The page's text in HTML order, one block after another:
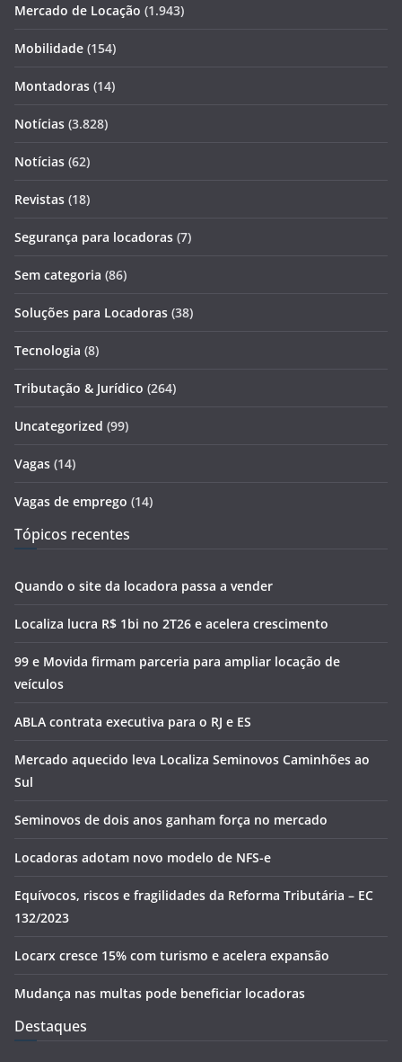
Mercado de Locação (1.943)
Mobilidade (154)
Montadoras (14)
Notícias (3.828)
Notícias (62)
Revistas (18)
Segurança para locadoras (7)
Sem categoria (86)
Soluções para Locadoras (38)
Tecnologia (8)
Tributação & Jurídico (264)
Uncategorized (99)
Vagas (14)
Vagas de emprego (14)
Tópicos recentes
Quando o site da locadora passa a vender
Localiza lucra R$ 1bi no 2T26 e acelera crescimento
99 e Movida firmam parceria para ampliar locação de
veículos
ABLA contrata executiva para o RJ e ES
Mercado aquecido leva Localiza Seminovos Caminhões ao
Sul
Seminovos de dois anos ganham força no mercado
Locadoras adotam novo modelo de NFS-e
Equívocos, riscos e fragilidades da Reforma Tributária – EC
132/2023
Locarx cresce 15% com turismo e acelera expansão
Mudança nas multas pode beneficiar locadoras
Destaques